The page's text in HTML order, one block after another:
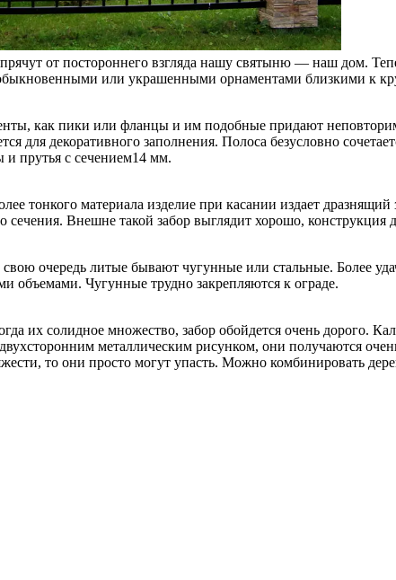
от постороннего взгляда нашу святыню — наш дом.
или украшенными орнаментами близкими к
как пики или фланцы и им подобные придают
для декоративного заполнения. Полоса безусловно
прутья с сечением14 мм.
тонкого материала изделие при касании издает дразнящий
Внешне такой забор выглядит хорошо, конструкция
очередь литые бывают чугунные или стальные. Более
объемами. Чугунные трудно закрепляются к ограде.
их солидное множество, забор обойдется очень дорого.
металлическим рисунком, они получаются
то они просто могут упасть. Можно комбинировать